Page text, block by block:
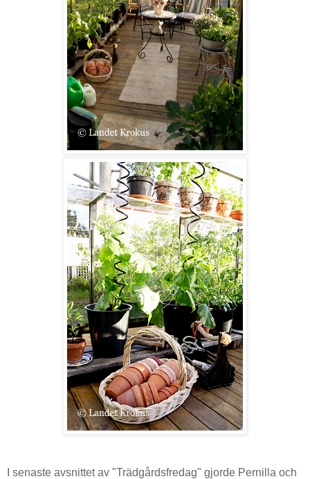
I senaste avsnittet av "Trädgårdsfredag" gjorde Pernilla och